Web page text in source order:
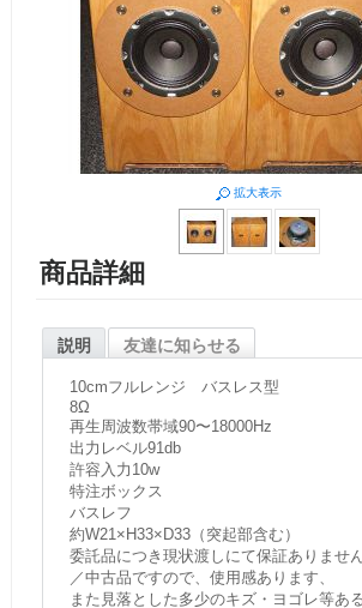
拡大表示
商品詳細
説明 友達に知らせる
10cmフルレンジ バスレス型
8Ω
再生周波数帯域90〜18000Hz
出力レベル91db
許容入力10w
特注ボックス
バスレフ
約W21×H33×D33（突起部含む）
委託品につき現状渡しにて保証ありませ
／中古品ですので、使用感あります、
また見落とした多少のキズ・ヨゴレ等あ